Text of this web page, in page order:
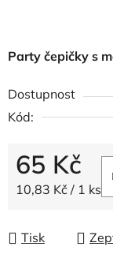
Party čepičky s
Dostupnost
Kód:
65 Kč
Měrná cena:
10,83 Kč / 1 ks
Tisk